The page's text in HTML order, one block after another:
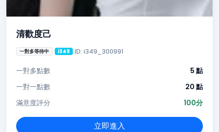
清歡度己
一對多等待中 i349 ID: i349_300991
一對多點數
5 點
一對一點數
20 點
滿意度評分
100分
立即進入